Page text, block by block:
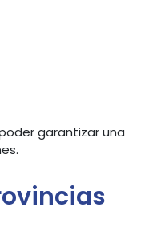
garantizar una